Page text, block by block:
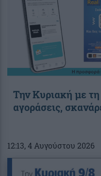
Την Κυριακή με
αγοράσεις,
12:13, 4 Αυγούστου 2026